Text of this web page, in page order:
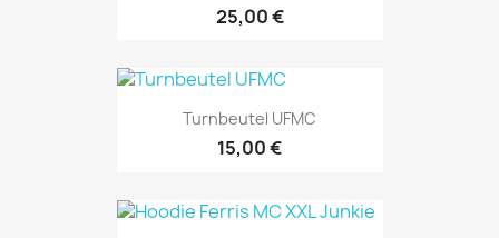
25,00 €
Turnbeutel UFMC
15,00 €